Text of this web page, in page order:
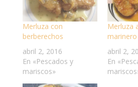
Merluza con
berberechos
abril 2, 2016
En «Pescados y
mariscos»
Merluza
marinero
abril 2,
En